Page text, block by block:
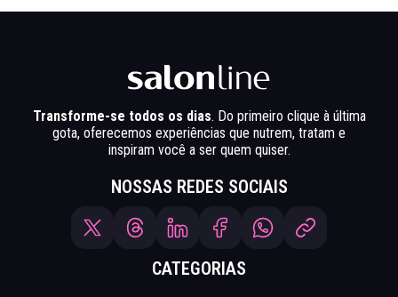
Transforme-se todos os dias. Do primeiro clique à última
gota, oferecemos experiências que nutrem, tratam e
inspiram você a ser quem quiser.
NOSSAS REDES SOCIAIS
CATEGORIAS